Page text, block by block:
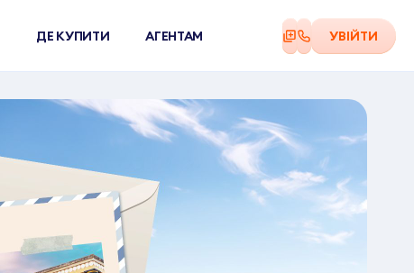
ДЕ КУПИТИ АГЕНТАМ УВІЙТИ